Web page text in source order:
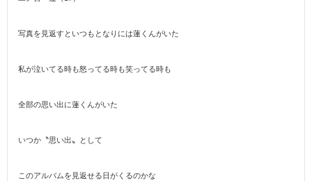
写真を見返すといつもとなりには蓮くんがいた
私が泣いてる時も怒ってる時も笑ってる時も
全部の思い出に蓮くんがいた
いつか〝思い出〟として
このアルバムを見返せる日がくるのかな